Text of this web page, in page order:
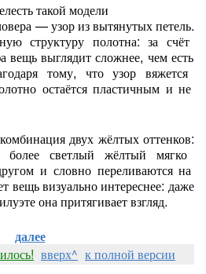
такой модели
— узоризвытянутыхпетель.
структуру полотна: за счёт
вещьвыглядит сложнее, чеместь
тому, чтоузор вяжется
остаётсяпластичным и не
комбинациядвух жёлтыхоттенков:
более светлый жёлтый мягко
и словнопереливаютсяна
вещьвизуальноинтереснее: даже
онапритягиваетвзгляд.
далее
вверх^ к полной версии